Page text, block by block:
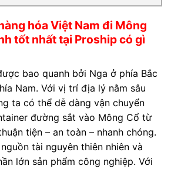
hóa Việt Nam đi Mông
tốt nhất tại Proship có gì
bao quanh bởi Nga ở phía Bắc
Nam. Với vị trí địa lý nằm sâu
ta có thể dễ dàng vận chuyển
đường sắt vào Mông Cổ từ
tiện – an toàn – nhanh chóng.
tài nguyên thiên nhiên và
lớn sản phẩm công nghiệp. Với